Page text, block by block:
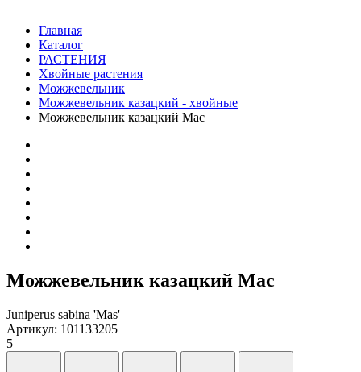
Главная
Каталог
РАСТЕНИЯ
Хвойные растения
Можжевельник
Можжевельник казацкий - хвойные
Можжевельник казацкий Мас
Можжевельник казацкий Мас
Juniperus sabina 'Mas'
Артикул: 101133205
5